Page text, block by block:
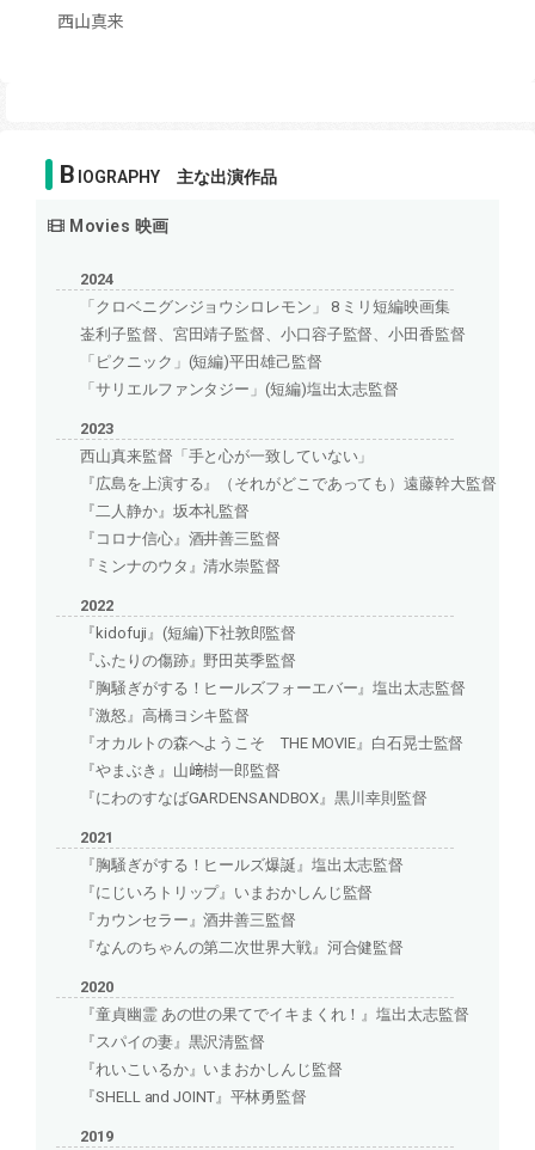
西山真来
B IOGRAPHY 主な出演作品
Movies 映画
2024
「クロベニグンジョウシロレモン」 8 ミリ短編映画集
崟利子監督、宮田靖子監督、小口容子監督、小田香監督
「ピクニック」(短編)平田雄己監督
「サリエルファンタジー」(短編)塩出太志監督
2023
西山真来監督「手と心が一致していない」
『広島を上演する』（それがどこであっても）遠藤幹大監督
『二人静か』坂本礼監督
『コロナ信心』酒井善三監督
『ミンナのウタ』清水崇監督
2022
『kidofuji』(短編)下社敦郎監督
『ふたりの傷跡』野田英季監督
『胸騒ぎがする！ヒールズフォーエバー』塩出太志監督
『激怒』高橋ヨシキ監督
『オカルトの森へようこそ THE MOVIE』白石晃士監督
『やまぶき』山﨑樹一郎監督
『にわのすなばGARDENSANDBOX』黒川幸則監督
2021
『胸騒ぎがする！ヒールズ爆誕』塩出太志監督
『にじいろトリップ』いまおかしんじ監督
『カウンセラー』酒井善三監督
『なんのちゃんの第二次世界大戦』河合健監督
2020
『童貞幽霊 あの世の果てでイキまくれ！』塩出太志監督
『スパイの妻』黒沢清監督
『れいこいるか』いまおかしんじ監督
『SHELL and JOINT』平林勇監督
2019